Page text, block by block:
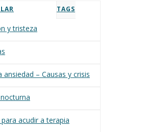
TAGS
y tristeza
ansiedad – Causas y crisis
acudir a terapia